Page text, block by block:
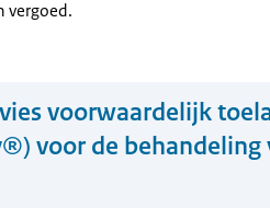
vergoed.
voorwaardelijk
voor de behandeling